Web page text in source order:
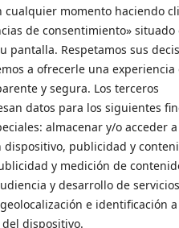
cualquier momento haciendo
de consentimiento» situado
pantalla. Respetamos sus
a ofrecerle una experiencia
y segura. Los terceros
datos para los siguientes
almacenar y/o acceder a
dispositivo, publicidad y
y medición de
y desarrollo de
e identificación a
dispositivo.
Subvencionado por la
(INENTI/2024/20)